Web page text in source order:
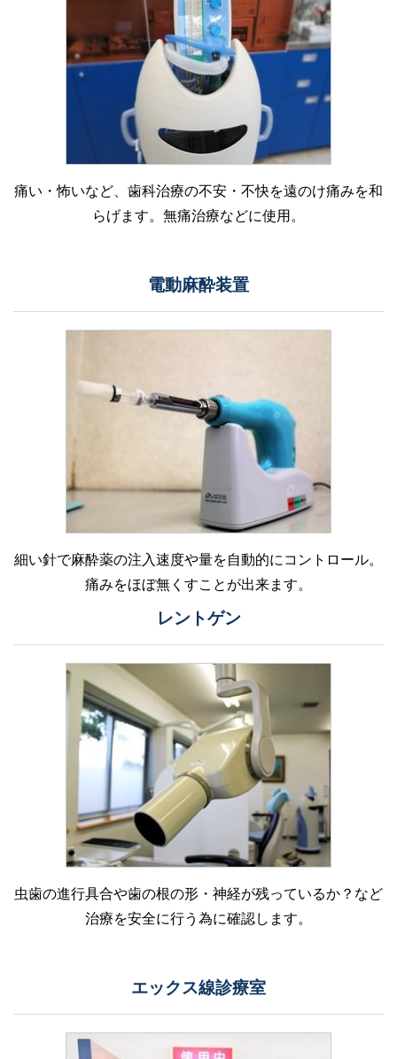
痛い・怖いなど、歯科治療の不安・不快を遠のけ痛みを和
らげます。無痛治療などに使用。
電動麻酔装置
細い針で麻酔薬の注入速度や量を自動的にコントロール。
痛みをほぼ無くすことが出来ます。
レントゲン
虫歯の進行具合や歯の根の形・神経が残っているか？など
治療を安全に行う為に確認します。
エックス線診療室